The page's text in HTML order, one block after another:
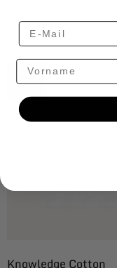
$ALE
Knowledge Cotton
Vorname